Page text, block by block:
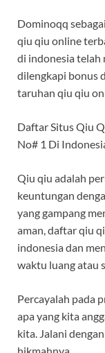
Dominoqq
qiu qiu online
di indonesia telah
dilengkapi bonus
taruhan qiu qiu
Daftar Situs Qiu
No# 1 Di
Qiu qiu adalah
keuntungan
yang gampang
aman, daftar qiu
indonesia dan
waktu luang atau
Percayalah pada
apa yang kita
kita. Jalani